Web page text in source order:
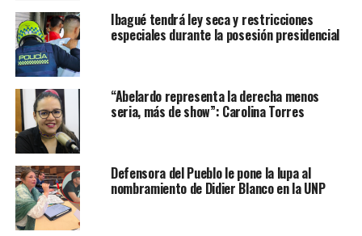
Ibagué tendrá ley seca y restricciones
especiales durante la posesión presidencial
“Abelardo representa la derecha menos
seria, más de show”: Carolina Torres
Defensora del Pueblo le pone la lupa al
nombramiento de Didier Blanco en la UNP